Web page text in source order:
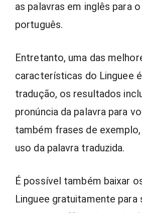
as palavras em inglês para
português.
Entretanto, uma das
características do Linguee
tradução, os resultados
pronúncia da palavra para
também frases de
uso da palavra traduzida.
É possível também baixar
Linguee gratuitamente para